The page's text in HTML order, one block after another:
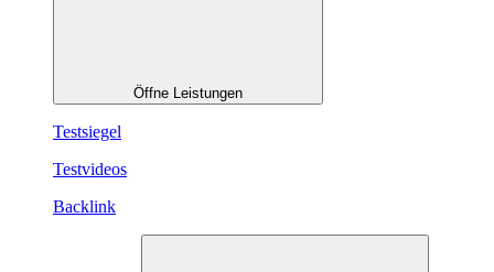
Öffne Leistungen
Testsiegel
Testvideos
Backlink